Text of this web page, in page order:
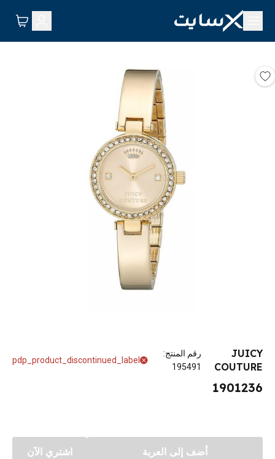
JUICY
COUTURE
رقم المنتج:
195491
pdp_product_discontinued_label
1901236
أضف إلى العربة اشتري الآن